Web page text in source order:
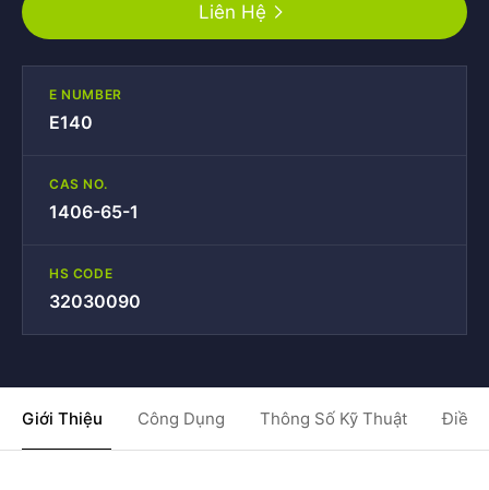
Liên Hệ
E NUMBER
E140
CAS NO.
1406-65-1
HS CODE
32030090
Giới Thiệu Công Dụng Thông Số Kỹ Thuật Điều